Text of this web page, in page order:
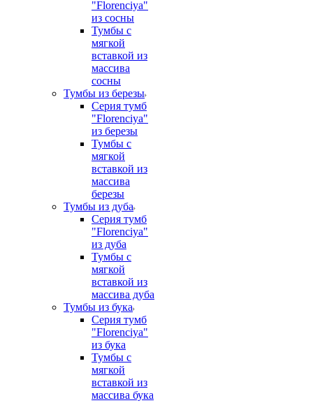
"Florenciya"
из сосны
Тумбы с
мягкой
вставкой из
массива
сосны
Тумбы из березы
Серия тумб
"Florenciya"
из березы
Тумбы с
мягкой
вставкой из
массива
березы
Тумбы из дуба
Серия тумб
"Florenciya"
из дуба
Тумбы с
мягкой
вставкой из
массива дуба
Тумбы из бука
Серия тумб
"Florenciya"
из бука
Тумбы с
мягкой
вставкой из
массива бука